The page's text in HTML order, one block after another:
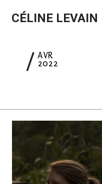
CÉLINE LEVAIN
AVR
2022